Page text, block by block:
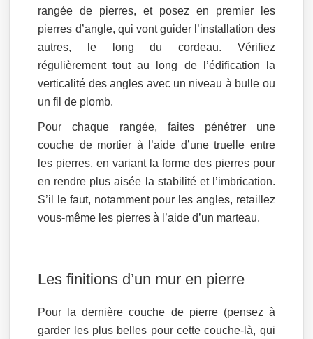
rangée de pierres, et posez en premier les
pierres d’angle, qui vont guider l’installation des
autres, le long du cordeau. Vérifiez
régulièrement tout au long de l’édification la
verticalité des angles avec un niveau à bulle ou
un fil de plomb.
Pour chaque rangée, faites pénétrer une
couche de mortier à l’aide d’une truelle entre
les pierres, en variant la forme des pierres pour
en rendre plus aisée la stabilité et l’imbrication.
S’il le faut, notamment pour les angles, retaillez
vous-même les pierres à l’aide d’un marteau.
Les finitions d’un mur en pierre
Pour la dernière couche de pierre (pensez à
garder les plus belles pour cette couche-là, qui